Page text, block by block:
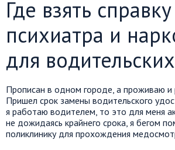
Где взять
психиатра и
для
Прописан в одном городе, а проживаю и
Пришел срок замены водительского
я работаю водителем, то это для меня
не дожидаясь крайнего срока, я бегом
поликлинику для прохождения